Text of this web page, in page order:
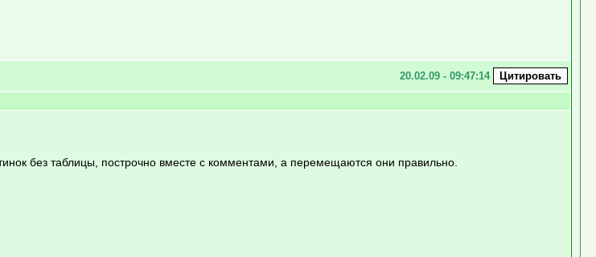
20.02.09 - 09:47:14
без таблицы, построчно вместе с комментами, а перемещаются они правильно.